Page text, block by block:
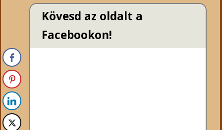
Kövesd az oldalt a
Facebookon!